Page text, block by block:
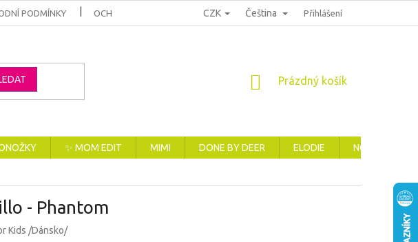
PODMÍNKY OCHRANA OSOBNÍCH ÚDAJŮ REKLAMACE, VRÁCENÍ A VÝMĚNA ZBOŽÍ
CZK Čeština Přihlášení
NÁKUPNÍ
Prázdný košík
✨ MOM EDIT MIMI DONE BY DEER ELODIE NOVINKY
- Phantom
Kids /Dánsko/